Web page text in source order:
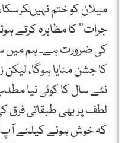
میلان کو ختم
جرات‘‘ کا مظاہرہ کرتے
کی ضرورت ہے۔ ہم میں
کا جشن منایا ہوگا، لیکن
نئے سال کا کوئی نیا
لطف پر بھی طبقاتی فرق
کہ خوش ہونے کیلئے آپ